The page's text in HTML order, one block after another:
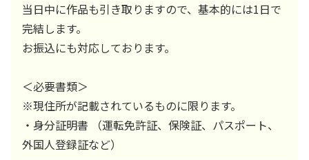
当日中に作品も引き取りますので、基本的には1日で
完結します。
お振込にも対応しております。
＜必要書類＞
※現住所が記載されているものに限ります。
・身分証明書 （運転免許証、保険証、パスポート、
外国人登録証など）